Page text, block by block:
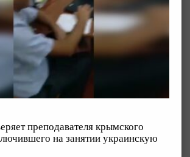
преподавателя крымского
на занятии украинскую